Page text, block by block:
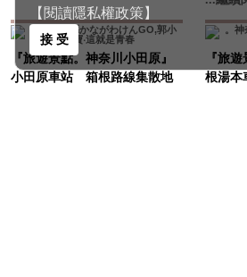
【閱讀隱私權政策】
接 受
『旅遊景點。神奈川小田原』
小田原車站 箱根路線集散地
2011/01/28
『旅遊
根湯
2009/